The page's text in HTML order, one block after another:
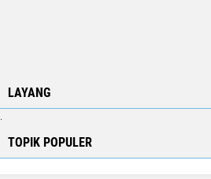
LAYANG
.
TOPIK POPULER